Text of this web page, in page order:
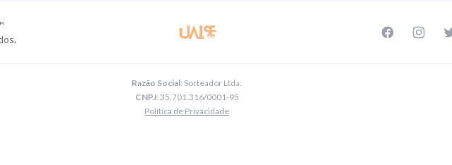
Razão Social: Sorteador Ltda.
CNPJ: 35.701.316/0001-95
Política de Privacidade